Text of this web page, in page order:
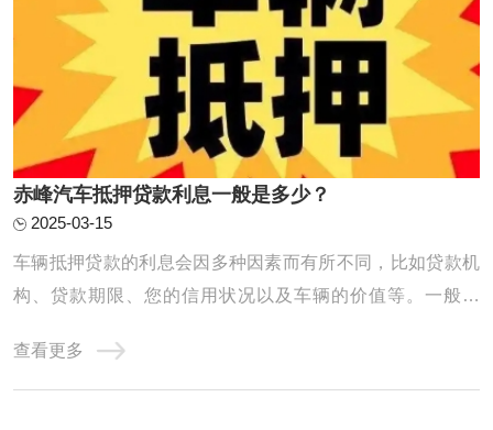
赤峰汽车抵押贷款利息一般是多少？
2025-03-15
车辆抵押贷款的利息会因多种因素而有所不同，比如贷款机
构、贷款期限、您的信用状况以及车辆的价值等。一般来
5%到10%之间。具体到我们公司，利息计算方式会根据您的
具体情况来确定，我们的利率通常是比较合理且透明的，您
查看更多